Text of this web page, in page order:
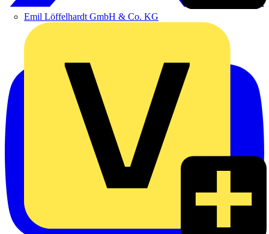
Emil Löffelhardt GmbH & Co. KG